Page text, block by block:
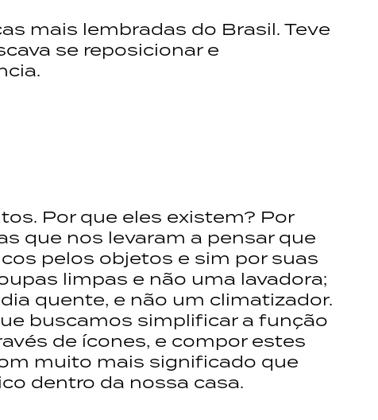
mais lembradas do Brasil. Teve
se reposicionar e
Por que eles existem? Por
que nos levaram a pensar que
pelos objetos e sim por suas
limpas e não uma lavadora;
quente, e não um climatizador.
buscamos simplificar a função
de ícones, e compor estes
muito mais significado que
dentro da nossa casa.